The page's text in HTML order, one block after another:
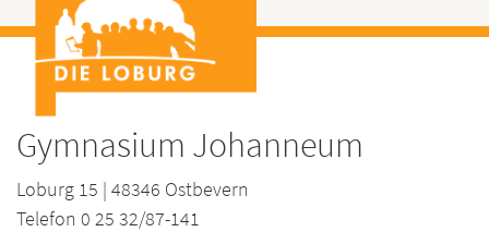
Gymnasium Johanneum
Loburg 15 | 48346 Ostbevern
Telefon 0 25 32/87-141